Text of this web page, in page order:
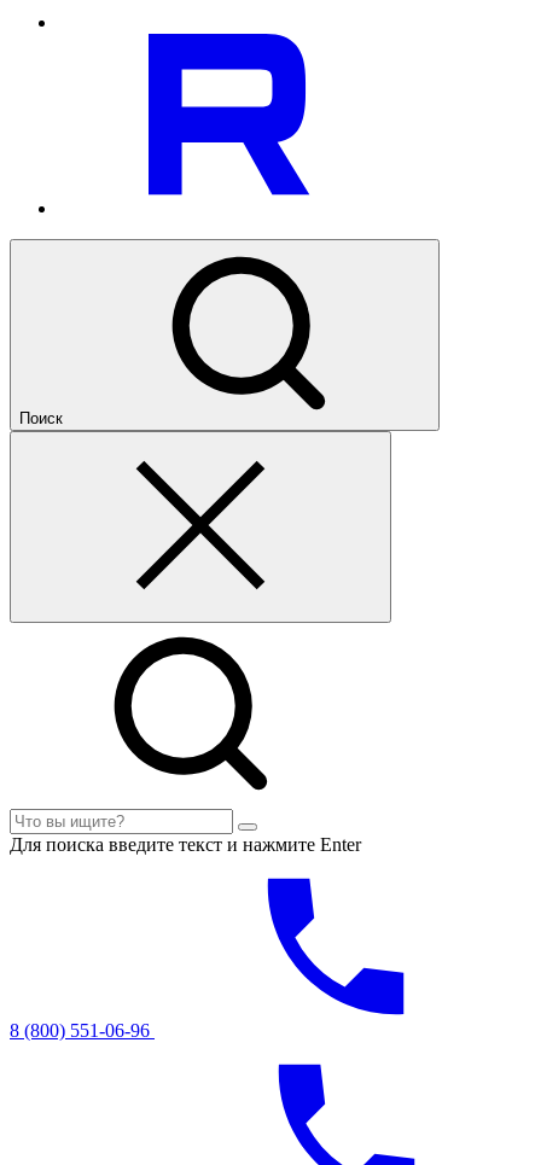
Поиск
Для поиска введите текст и нажмите Enter
8 (800) 551-06-96